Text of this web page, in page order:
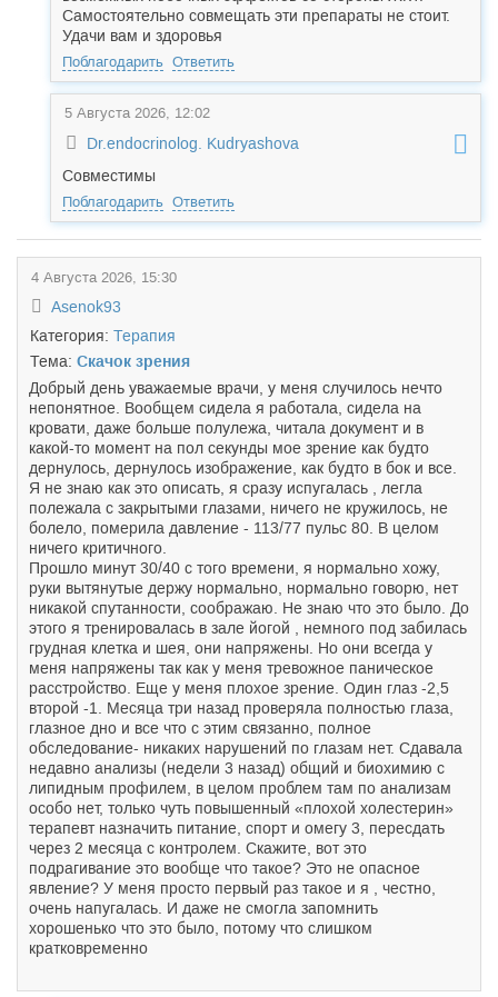
Самостоятельно совмещать эти препараты не стоит.
Удачи вам и здоровья
Поблагодарить Ответить
5 Августа 2026, 12:02
Dr.endocrinolog. Kudryashova
Совместимы
Поблагодарить Ответить
4 Августа 2026, 15:30
Asenok93
Категория: Терапия
Тема: Скачок зрения
Добрый день уважаемые врачи, у меня случилось нечто
непонятное. Вообщем сидела я работала, сидела на
кровати, даже больше полулежа, читала документ и в
какой-то момент на пол секунды мое зрение как будто
дернулось, дернулось изображение, как будто в бок и все.
Я не знаю как это описать, я сразу испугалась , легла
полежала с закрытыми глазами, ничего не кружилось, не
болело, померила давление - 113/77 пульс 80. В целом
ничего критичного.
Прошло минут 30/40 с того времени, я нормально хожу,
руки вытянутые держу нормально, нормально говорю, нет
никакой спутанности, соображаю. Не знаю что это было. До
этого я тренировалась в зале йогой , немного под забилась
грудная клетка и шея, они напряжены. Но они всегда у
меня напряжены так как у меня тревожное паническое
расстройство. Еще у меня плохое зрение. Один глаз -2,5
второй -1. Месяца три назад проверяла полностью глаза,
глазное дно и все что с этим связанно, полное
обследование- никаких нарушений по глазам нет. Сдавала
недавно анализы (недели 3 назад) общий и биохимию с
липидным профилем, в целом проблем там по анализам
особо нет, только чуть повышенный «плохой холестерин»
терапевт назначить питание, спорт и омегу 3, пересдать
через 2 месяца с контролем. Скажите, вот это
подрагивание это вообще что такое? Это не опасное
явление? У меня просто первый раз такое и я , честно,
очень напугалась. И даже не смогла запомнить
хорошенько что это было, потому что слишком
кратковременно